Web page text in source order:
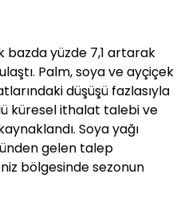
bazda yüzde 7,1 artarak
Palm, soya ve ayçiçek
düşüşü fazlasıyla
küresel ithalat talebi ve
Soya yağı
gelen talep
bölgesinde sezonun